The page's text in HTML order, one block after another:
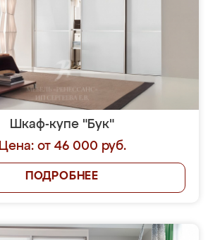
Шкаф-купе "Бук"
Цена: от 46 000 руб.
ПОДРОБНЕЕ